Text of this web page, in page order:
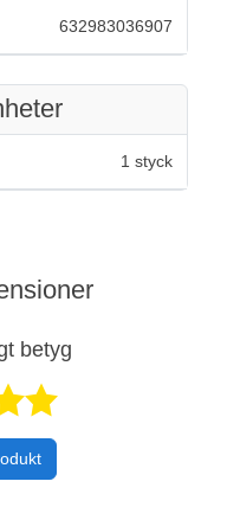
632983036907
1 styck
betyg
Betygsatt 5 av